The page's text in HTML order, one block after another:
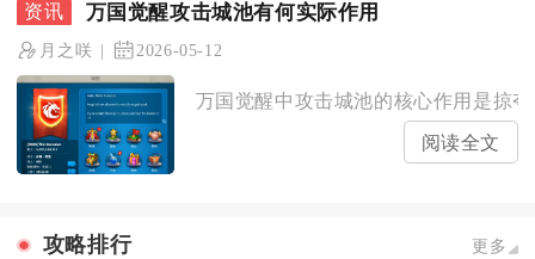
万国觉醒攻击城池有何实际作用
月之咲 2026-05-12
万国觉醒中攻击城池的核心作用是掠
阅读全文
攻略排行 更多